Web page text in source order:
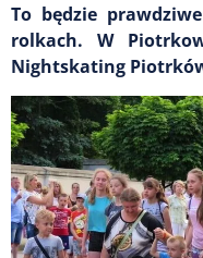
To będzie
rolkach. W
Nightskating